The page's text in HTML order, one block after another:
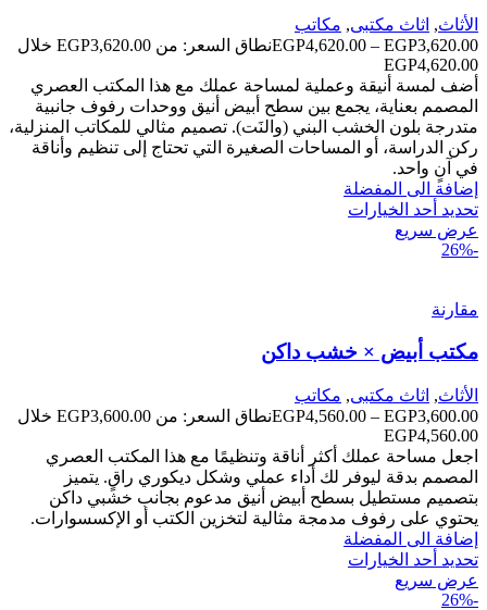
الأثاث, اثاث مكتبى, مكاتب
EGP3,620.00
–
EGP4,620.00
نطاق السعر: من ⁦EGP3,620.00⁩ خلال
أضف لمسة أنيقة وعملية لمساحة عملك مع هذا المكتب العصري
المصمم بعناية، يجمع بين سطح أبيض أنيق ووحدات رفوف جانبية
متدرجة بلون الخشب البني (والنَت). تصميم مثالي للمكاتب المنزلية،
ركن الدراسة، أو المساحات الصغيرة التي تحتاج إلى تنظيم وأناقة
في آنٍ واحد.
إضافة الى المفضلة
تحديد أحد الخيارات
عرض سريع
-26%
مقارنة
مكتب أبيض × خشب داكن
الأثاث, اثاث مكتبى, مكاتب
EGP3,600.00
–
EGP4,560.00
نطاق السعر: من ⁦EGP3,600.00⁩ خلال
اجعل مساحة عملك أكثر أناقة وتنظيمًا مع هذا المكتب العصري
المصمم بدقة ليوفر لك أداء عملي وشكل ديكوري راقٍ. يتميز
بتصميم مستطيل بسطح أبيض أنيق مدعوم بجانب خشبي داكن
يحتوي على رفوف مدمجة مثالية لتخزين الكتب أو الإكسسوارات.
إضافة الى المفضلة
تحديد أحد الخيارات
عرض سريع
-26%